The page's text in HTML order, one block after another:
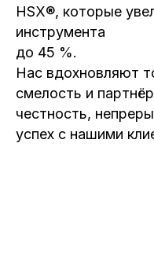
HSX®, которые
инструмента
до 45 %.
Нас вдохновляют
смелость и
честность,
успех с нашими